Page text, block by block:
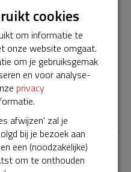
verloopt bijna en
AED gebruiksklaar
ons servicepakket!
cookies
om informatie te
onze website omgaat.
om je gebruiksgemak
en voor analyse-
privacy
afwijzen' zal je
bij je bezoek aan
een (noodzakelijke)
om te onthouden